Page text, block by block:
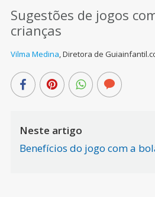
Sugestões de jogos
crianças
Vilma Medina,Diretora de
Neste artigo
Benefícios do jogo com a